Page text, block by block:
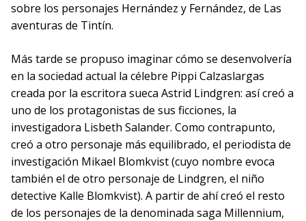
sobre los personajes Hernández y Fernández, de Las
aventuras de Tintín.
Más tarde se propuso imaginar cómo se desenvolvería
en la sociedad actual la célebre Pippi Calzaslargas
creada por la escritora sueca Astrid Lindgren: así creó a
uno de los protagonistas de sus ficciones, la
investigadora Lisbeth Salander. Como contrapunto,
creó a otro personaje más equilibrado, el periodista de
investigación Mikael Blomkvist (cuyo nombre evoca
también el de otro personaje de Lindgren, el niño
detective Kalle Blomkvist). A partir de ahí creó el resto
de los personajes de la denominada saga Millennium,